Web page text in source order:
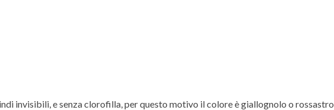
invisibili, e senza clorofilla, per questo motivo il colore è giallognolo o rossastro.